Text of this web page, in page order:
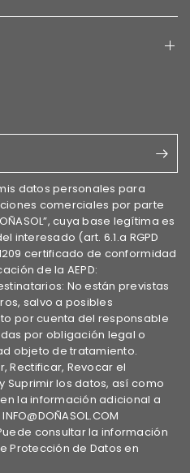
datos personales para
comerciales por parte
cuya base legítima es
interesado (art. 6.1.a RGPD
certificado de conformidad
de la AEPD:
No están previstas
salvo a posibles
por cuenta del responsable
por obligación legal o
objeto de tratamiento.
Rectificar, Revocar el
los datos, así como
la información adicional a
Puede consultar la información
Protección de Datos en